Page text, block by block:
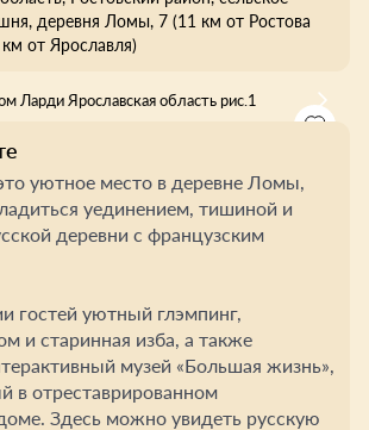
деревня Ломы, 7 (11 км от Ростова
от Ярославля)
уютное место в деревне Ломы,
уединением, тишиной и
деревни с французским
гостей уютный глэмпинг,
и старинная изба, а также
музей «Большая жизнь»,
в отреставрированном
Здесь можно увидеть русскую